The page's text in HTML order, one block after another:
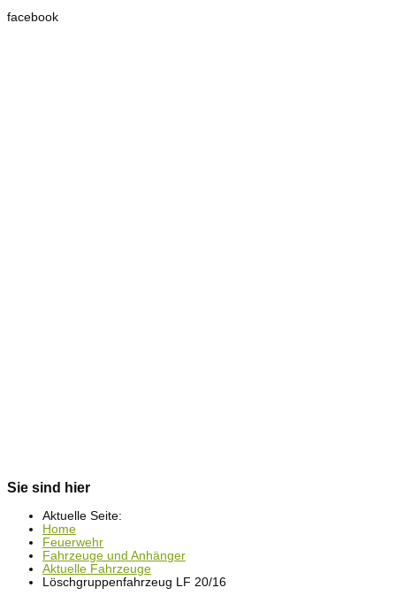
facebook
Sie sind hier
Aktuelle Seite:
Home
Feuerwehr
Fahrzeuge und Anhänger
Aktuelle Fahrzeuge
Löschgruppenfahrzeug LF 20/16